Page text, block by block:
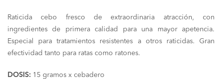
Raticida cebo fresco de extraordinaria atracción, con
ingredientes de primera calidad para una mayor apetencia.
Especial para tratamientos resistentes a otros raticidas. Gran
efectividad tanto para ratas como ratones.
DOSIS: 15 gramos x cebadero